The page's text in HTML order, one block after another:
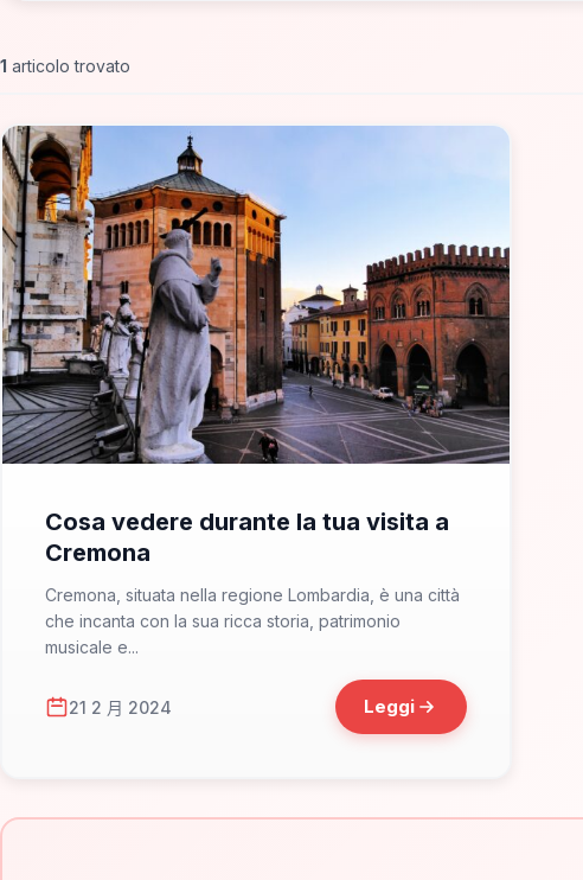
1 articolo trovato
Cosa vedere durante la tua visita a
Cremona
Cremona, situata nella regione Lombardia, è una città
che incanta con la sua ricca storia, patrimonio
musicale e...
21 2 月 2024 Leggi